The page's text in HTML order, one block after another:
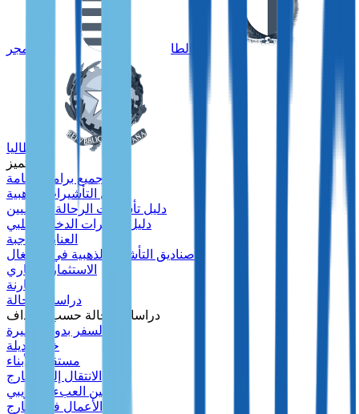
مالطا المجر
إيطاليا
متميز
جميع برامج الإقامة
دليل التأشيرات الذهبية
دليل تأشيرات الرحالة الرقميين
دليل تأشيرات الدخل السلبي
العناية الواجبة
صناديق التأشيرة الذهبية في البرتغال
الاستثمار العقاري
مقارنة
دراسات الحالة
دراسات الحالة حسب الأهداف
السفر بدون تأشيرة
خطة بديلة
مستقبل الأبناء
الانتقال إلى الخارج
تحسين العبء الضريبي
الأعمال في الخارج